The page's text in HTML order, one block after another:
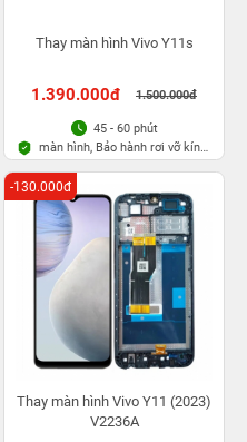
Thay màn hình Vivo Y11s
1.390.000đ 1.500.000đ
45 - 60 phút
màn hình, Bảo hành rơi vỡ kính
1 lần trong 3 tháng
Thay màn hình Vivo Y11 (2023)
V2236A
-130.000đ